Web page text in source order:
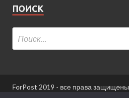
ПОИСК
ForPost 2019 - все права защищены